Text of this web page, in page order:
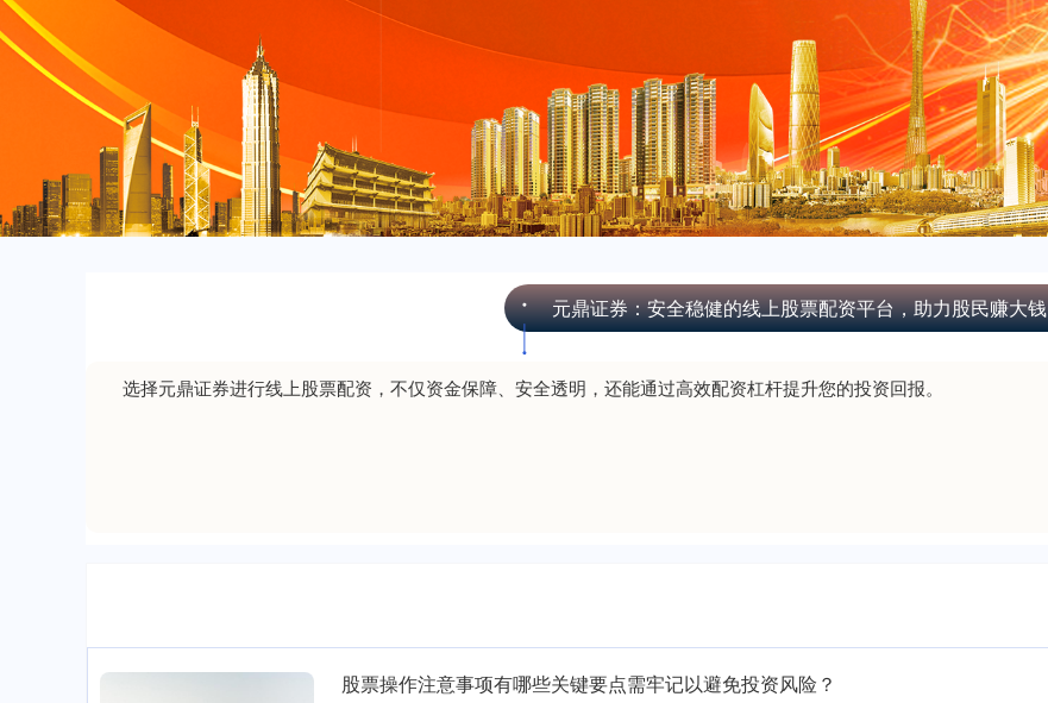
元鼎证券：安全稳健的线上股票配资平台，助力股民赚大钱
选择元鼎证券进行线上股票配资，不仅资金保障、安全透明，还能通过高效配资杠杆提升您的投资回报。
股票操作注意事项有哪些关键要点需牢记以避免投资风险？